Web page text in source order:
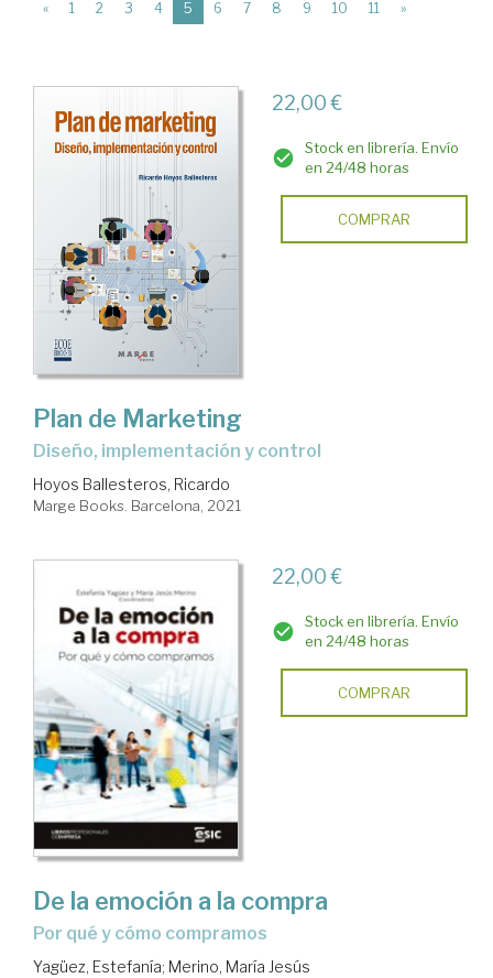
>
>
Política
de
productos
precios.
Distribución
« 1 2 3 4 5 (current)
6 7 8 9 10 11 »
22,00 €
Stock en librería. Envío
en 24/48 horas
COMPRAR
Plan de Marketing
diseño, implementación y control
Hoyos Ballesteros, Ricardo
Marge Books. Barcelona, 2021
22,00 €
Stock en librería. Envío
en 24/48 horas
COMPRAR
De la emoción a la compra
por qué y cómo compramos
Yagüez, Estefanía; Merino, María Jesús